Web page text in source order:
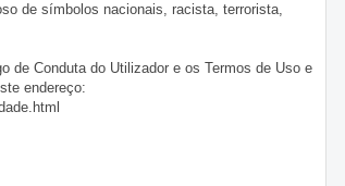
de símbolos nacionais, racista, terrorista,
de Conduta do Utilizador e os Termos de Uso e
endereço: